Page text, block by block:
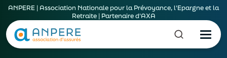
ANPERE | Association Nationale pour la Prévoyance, l'Epargne et la
Retraite | Partenaire d'AXA